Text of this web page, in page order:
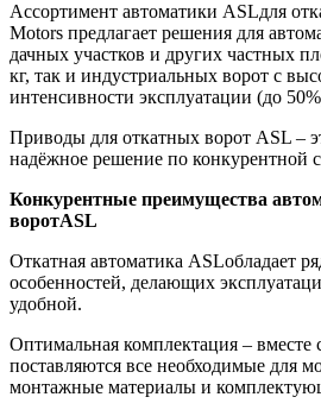
Ассортимент автоматики ASLдля
Motors предлагает решения для
дачных участков и других частных
кг, так и индустриальных ворот с
интенсивности эксплуатации (до
Приводы для откатных ворот ASL –
надёжное решение по конкурентной
Конкурентные преимущества
воротASL
Откатная автоматика ASLобладает
особенностей, делающих
удобной.
Оптимальная комплектация – вместе
поставляются все необходимые для
монтажные материалы и